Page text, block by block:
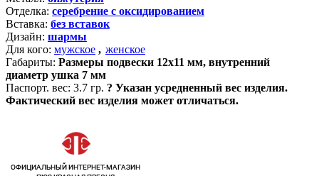
Отделка: серебрение с оксидированием
Вставка: без вставок
Дизайн: шармы
Для кого: мужское , женское
Габариты: Размеры подвески 12х11 мм, внутренний
диаметр ушка 7 мм
Паспорт. вес: 3.7 гр. ? Указан усредненный вес изделия.
Фактический вес изделия может отличаться.